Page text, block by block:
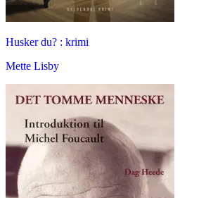
Husker du? : krimi
Mette Lisby